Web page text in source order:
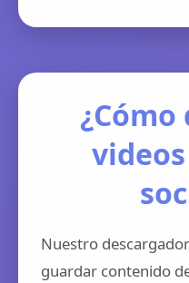
Nuestro
guardar contenido